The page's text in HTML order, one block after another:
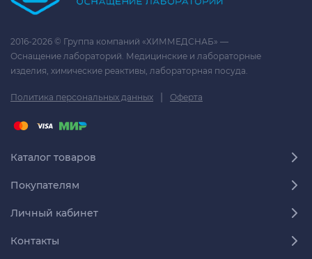
2016-2026 © Группа компаний «ХИММЕДСНАБ» —
Оснащение лабораторий. Медицинские и лабораторные
изделия, химические реактивы, лабораторная посуда.
Политика персональных данных | Оферта
Каталог товаров
Покупателям
Личный кабинет
Контакты